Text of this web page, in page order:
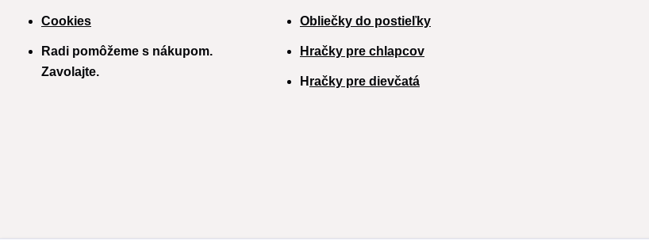
Cookies
Radi pomôžeme s nákupom.
Zavolajte.
Obliečky do postieľky
Hračky pre chlapcov
H račky pre dievčatá